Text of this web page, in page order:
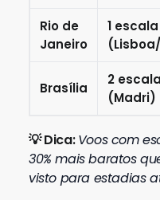
Rio de
Janeiro
1 escala
Brasília
2
(Madri)
💡 Dica: Voos com
30% mais baratos
visto para estadias